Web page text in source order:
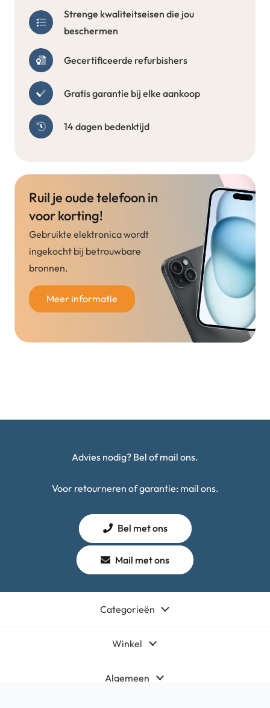
Strenge kwaliteitseisen die jou
beschermen
Gecertificeerde refurbishers
Gratis garantie bij elke aankoop
14 dagen bedenktijd
Ruil je oude telefoon in
voor korting!
Gebruikte elektronica wordt
ingekocht bij betrouwbare
bronnen.
Meer informatie
Advies nodig? Bel of mail ons.
Voor retourneren of garantie: mail ons.
Bel met ons
Mail met ons
Categorieën
Winkel
Algemeen